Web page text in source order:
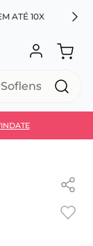
ATÉ 10X
extra no